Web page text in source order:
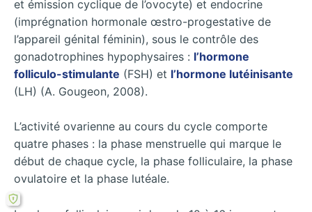
et émission cyclique de l’ovocyte) et endocrine
(imprégnation hormonale œstro-progestative de
l’appareil génital féminin), sous le contrôle des
gonadotrophines hypophysaires : l’hormone
folliculo-stimulante (FSH) et l’hormone lutéinisante
(LH) (A. Gougeon, 2008).
L’activité ovarienne au cours du cycle comporte
quatre phases : la phase menstruelle qui marque le
début de chaque cycle, la phase folliculaire, la phase
ovulatoire et la phase lutéale.